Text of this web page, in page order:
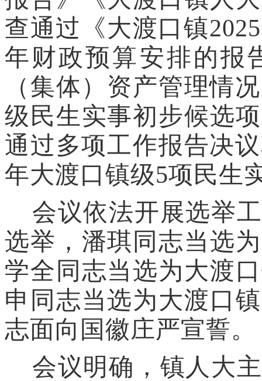
查通过《大渡口镇
年财政预算安排的报
（集体）资产管理情
级民生实事初步候选
通过多项工作报告决
年大渡口镇级5项民生
会议依法开展选举
选举，潘琪同志当选为
学全 同志当选为大渡
申 同志当选为大渡口
志面向 国徽庄严宣誓。
会议明确，镇人大